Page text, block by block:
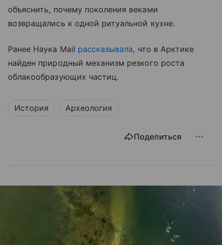
объяснить, почему поколения веками
возвращались к одной ритуальной кухне.
Ранее Наука Mail рассказывала, что в Арктике
найден природный механизм резкого роста
облакообразующих частиц.
История Археология
Поделиться